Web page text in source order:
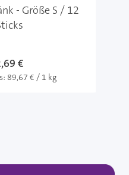
- Größe S / 12
€
89,67 € / 1 kg